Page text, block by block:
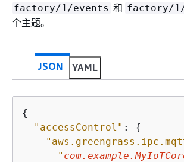
factory/1/events 和 factory/
个主题。
JSON YAML
{
"accessControl" : {
"